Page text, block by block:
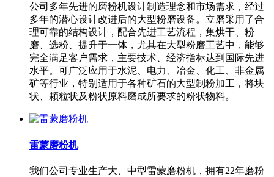
公司多年先进的磨粉机设计制造理念和市场需求，经过
多年的潜心设计改进后的大型粉磨设备。立磨采用了合
理可靠的结构设计，配合先进工艺流程，集烘干、粉
磨、选粉、提升于一体，尤其在大型粉磨工艺中，能够
完全满足客户需求，主要技术、经济指标达到国际先进
水平。可广泛应用于水泥、电力、冶金、化工、非金属
矿等行业，特别适用于各种矿石的大型制粉加工，将块
状、颗粒状及粉状原料磨成所要求的粉状物料。
雷蒙磨粉机
我们公司专业生产大、中型雷蒙磨粉机，拥有22年磨粉